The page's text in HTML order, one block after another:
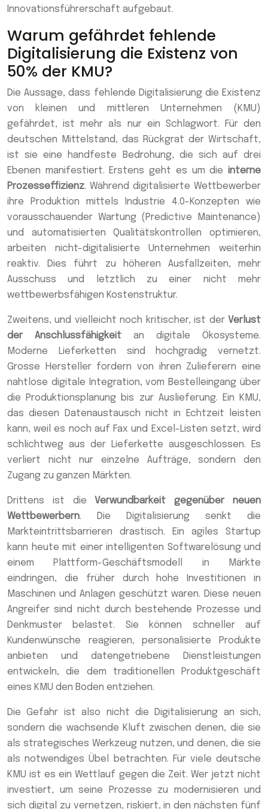
Innovationsführerschaft aufgebaut.
Warum gefährdet fehlende
Digitalisierung die Existenz von
50% der KMU?
Die Aussage, dass fehlende Digitalisierung die Existenz
von kleinen und mittleren Unternehmen (KMU)
gefährdet, ist mehr als nur ein Schlagwort. Für den
deutschen Mittelstand, das Rückgrat der Wirtschaft,
ist sie eine handfeste Bedrohung, die sich auf drei
Ebenen manifestiert. Erstens geht es um die interne
Prozesseffizienz. Während digitalisierte Wettbewerber
ihre Produktion mittels Industrie 4.0-Konzepten wie
vorausschauender Wartung (Predictive Maintenance)
und automatisierten Qualitätskontrollen optimieren,
arbeiten nicht-digitalisierte Unternehmen weiterhin
reaktiv. Dies führt zu höheren Ausfallzeiten, mehr
Ausschuss und letztlich zu einer nicht mehr
wettbewerbsfähigen Kostenstruktur.
Zweitens, und vielleicht noch kritischer, ist der Verlust
der Anschlussfähigkeit an digitale Ökosysteme.
Moderne Lieferketten sind hochgradig vernetzt.
Grosse Hersteller fordern von ihren Zulieferern eine
nahtlose digitale Integration, vom Bestelleingang über
die Produktionsplanung bis zur Auslieferung. Ein KMU,
das diesen Datenaustausch nicht in Echtzeit leisten
kann, weil es noch auf Fax und Excel-Listen setzt, wird
schlichtweg aus der Lieferkette ausgeschlossen. Es
verliert nicht nur einzelne Aufträge, sondern den
Zugang zu ganzen Märkten.
Drittens ist die Verwundbarkeit gegenüber neuen
Wettbewerbern. Die Digitalisierung senkt die
Markteintrittsbarrieren drastisch. Ein agiles Startup
kann heute mit einer intelligenten Softwarelösung und
einem Plattform-Geschäftsmodell in Märkte
eindringen, die früher durch hohe Investitionen in
Maschinen und Anlagen geschützt waren. Diese neuen
Angreifer sind nicht durch bestehende Prozesse und
Denkmuster belastet. Sie können schneller auf
Kundenwünsche reagieren, personalisierte Produkte
anbieten und datengetriebene Dienstleistungen
entwickeln, die dem traditionellen Produktgeschäft
eines KMU den Boden entziehen.
Die Gefahr ist also nicht die Digitalisierung an sich,
sondern die wachsende Kluft zwischen denen, die sie
als strategisches Werkzeug nutzen, und denen, die sie
als notwendiges Übel betrachten. Für viele deutsche
KMU ist es ein Wettlauf gegen die Zeit. Wer jetzt nicht
investiert, um seine Prozesse zu modernisieren und
sich digital zu vernetzen, riskiert, in den nächsten fünf